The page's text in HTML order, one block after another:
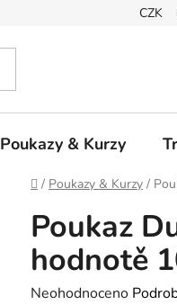
CZK
Poukazy & Kurzy
Domů
/ Poukazy & Kurzy /
Poukaz
hodnotě
Průměrné
Neohodnoceno